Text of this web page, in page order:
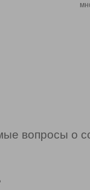
вопросы о